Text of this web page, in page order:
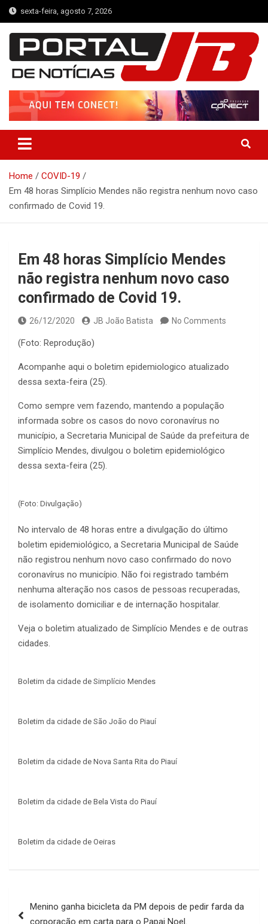
Skip
to
content
sexta-feira, agosto 7, 2026
Portal de Notícias JB
Notícias de Simplício Mendes e Região
Home
COVID-19
Em 48 horas Simplício Mendes não registra nenhum novo caso
confirmado de Covid 19.
Em 48 horas Simplício Mendes
não registra nenhum novo caso
confirmado de Covid 19.
26/12/2020 JB João Batista No Comments
(Foto: Reprodução)
Acompanhe aqui o boletim epidemiologico atualizado
dessa sexta-feira (25).
Como sempre vem fazendo, mantendo a população
informada sobre os casos do novo coronavírus no
município, a Secretaria Municipal de Saúde da prefeitura de
Simplício Mendes, divulgou o boletim epidemiológico
dessa sexta-feira (25).
(Foto: Divulgação)
No intervalo de 48 horas entre a divulgação do último
boletim epidemiológico, a Secretaria Municipal de Saúde
não registrou nenhum novo caso confirmado do novo
coronavírus no município. Não foi registrado também
nenhuma alteração nos casos de pessoas recuperadas,
de isolamento domiciliar e de internação hospitalar.
Veja o boletim atualizado de Simplício Mendes e de outras
cidades.
Boletim da cidade de Simplício Mendes
Boletim da cidade de São João do Piauí
Boletim da cidade de Nova Santa Rita do Piauí
Boletim da cidade de Bela Vista do Piauí
Boletim da cidade de Oeiras
de
Menino ganha bicicleta da PM depois de pedir farda da
corporação em carta para o Papai Noel.